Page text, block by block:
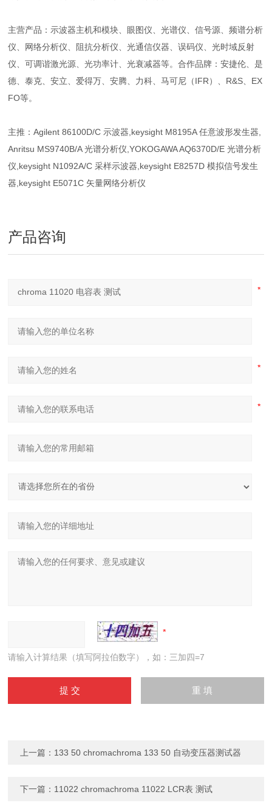
主营产品：示波器主机和模块、眼图仪、光谱仪、信号源、频谱分析
仪、网络分析仪、阻抗分析仪、光通信仪器、误码仪、光时域反射
仪、可调谐激光源、光功率计、光衰减器等。合作品牌：安捷伦、是
德、泰克、安立、爱得万、安腾、力科、马可尼（IFR）、R&S、EX
FO等。
主推：Agilent 86100D/C 示波器,keysight M8195A 任意波形发生器,
Anritsu MS9740B/A 光谱分析仪,YOKOGAWA AQ6370D/E 光谱分析
仪,keysight N1092A/C 采样示波器,keysight E8257D 模拟信号发生
器,keysight E5071C 矢量网络分析仪
产品咨询
请输入计算结果（填写阿拉伯数字），如：三加四=7
上一篇： 133 50 chromachroma 133 50 自动变压器测试器
下一篇： 11022 chromachroma 11022 LCR表 测试